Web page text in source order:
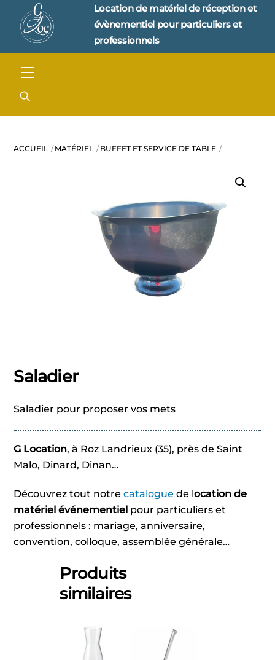
content
Location de matériel de réception et
évènementiel pour particuliers et
professionnels
Menu
ACCUEIL MATÉRIEL BUFFET ET SERVICE DE TABLE
Saladier
Saladier pour proposer vos mets
G Location, à Roz Landrieux (35), près de Saint
Malo, Dinard, Dinan…
Découvrez tout notrecatalogue de location de
matériel événementiel pour particuliers et
professionnels : mariage, anniversaire,
convention, colloque, assemblée générale…
Produits
similaires